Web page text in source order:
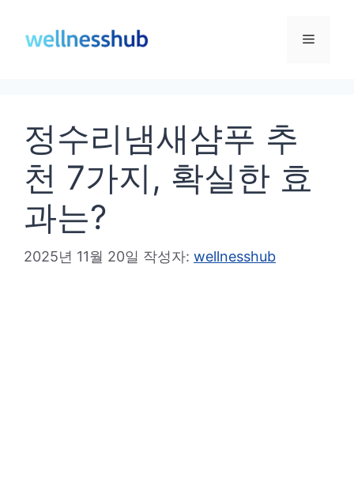
메
정수리냄새샴푸 추
천 7가지, 확실한 효
과는?
2025년 11월 20일 작성자: wellnesshub